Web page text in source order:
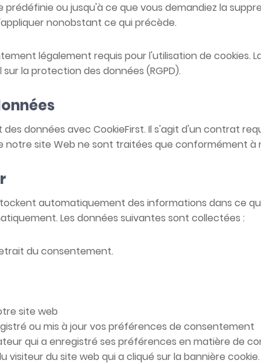
ou jusqu'à ce que vous demandiez la
nonobstant ce qui précède.
légalement requis pour l'utilisation de cookies.
la protection des données (RGPD).
données avec CookieFirst. Il s'agit d'un contrat
notre site Web ne sont traitées que conformément à
automatiquement des informations dans ce
Les données suivantes sont collectées :
du consentement.
site web
ou mis à jour vos préférences de consentement
qui a enregistré ses préférences en matière de
visiteur du site web qui a cliqué sur la bannière cookie.